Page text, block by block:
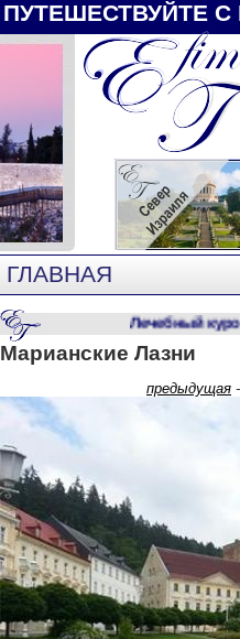
ПУТЕШЕСТВУЙТЕ
ГЛАВНАЯ
Лечебный
Марианские Лазни
предыдущая